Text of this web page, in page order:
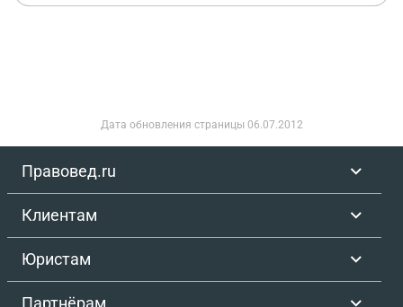
Дата обновления страницы 06.07.2012
Правовед.ru
Клиентам
Юристам
Партнёрам